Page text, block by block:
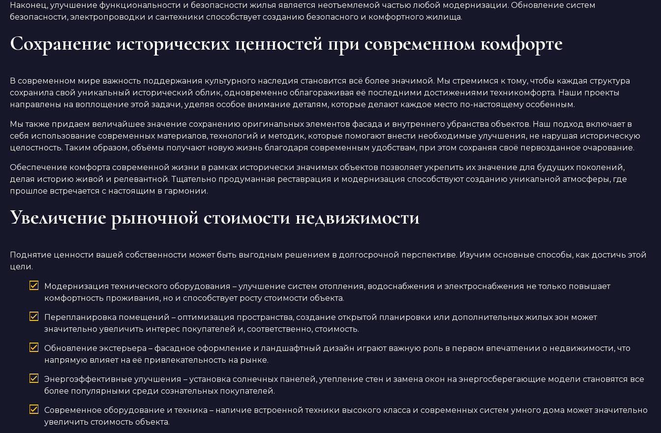
Наконец, улучшение функциональности и безопасности жилья является неотъемлемой частью любой модернизации. Обновление систем
безопасности, электропроводки и сантехники способствует созданию безопасного и комфортного жилища.
Сохранение исторических ценностей при современном комфорте
В современном мире важность поддержания культурного наследия становится всё более значимой. Мы стремимся к тому, чтобы каждая структура
сохранила свой уникальный исторический облик, одновременно облагораживая её последними достижениями техникомфорта. Наши проекты
направлены на воплощение этой задачи, уделяя особое внимание деталям, которые делают каждое место по-настоящему особенным.
Мы также придаем величайшее значение сохранению оригинальных элементов фасада и внутреннего убранства объектов. Наш подход включает в
себя использование современных материалов, технологий и методик, которые помогают внести необходимые улучшения, не нарушая историческую
целостность. Таким образом, объёмы получают новую жизнь благодаря современным удобствам, при этом сохраняя своё первозданное очарование.
Обеспечение комфорта современной жизни в рамках исторически значимых объектов позволяет укрепить их значение для будущих поколений,
делая историю живой и релевантной. Тщательно продуманная реставрация и модернизация способствуют созданию уникальной атмосферы, где
прошлое встречается с настоящим в гармонии.
Увеличение рыночной стоимости недвижимости
Поднятие ценности вашей собственности может быть выгодным решением в долгосрочной перспективе. Изучим основные способы, как достичь этой
цели.
Модернизация технического оборудования – улучшение систем отопления, водоснабжения и электроснабжения не только повышает
комфортность проживания, но и способствует росту стоимости объекта.
Перепланировка помещений – оптимизация пространства, создание открытой планировки или дополнительных жилых зон может
значительно увеличить интерес покупателей и, соответственно, стоимость.
Обновление экстерьера – фасадное оформление и ландшафтный дизайн играют важную роль в первом впечатлении о недвижимости, что
напрямую влияет на её привлекательность на рынке.
Энергоэффективные улучшения – установка солнечных панелей, утепление стен и замена окон на энергосберегающие модели становятся все
более популярными среди сознательных покупателей.
Современное оборудование и техника – наличие встроенной техники высокого класса и современных систем умного дома может значительно
увеличить стоимость объекта.